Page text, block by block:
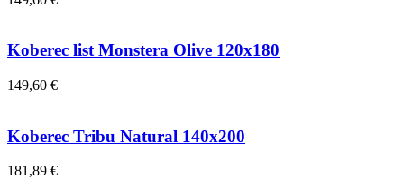
Koberec list Monstera Olive 120x180
149,60 €
Koberec Tribu Natural 140x200
181,89 €